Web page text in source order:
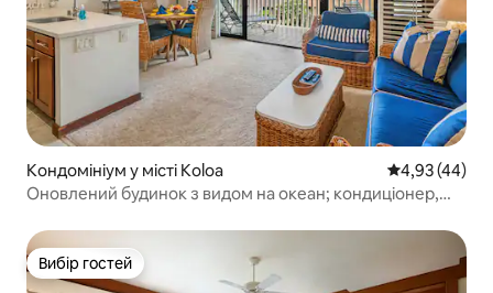
Кондомініум у місті Koloa Середня
4,93 (44)
Оновлений будинок з видом на океан; кондиціонер,
Вибір гостей
Вибір гостей